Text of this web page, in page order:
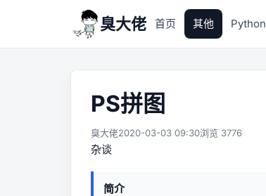
臭大佬 首页 其他 Python
PS拼图
臭大佬2020-03-03 09:30浏览 3776
杂谈
简介